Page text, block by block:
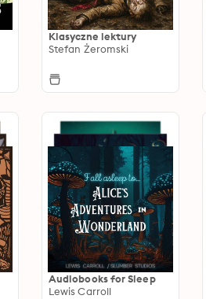
Klasyczne lektury
Stefan Żeromski
Audiobooks for Sleep
Lewis Carroll